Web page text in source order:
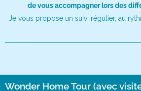
de vous accompagner lors des
Je vous propose un suivi régulier, au
Wonder Home Tour (avec